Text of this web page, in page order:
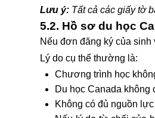
Lưu ý: Tất cả các giấy tờ
5.2. Hồ sơ du học
Nếu đơn đăng ký của
Lý do cụ thể thường là:
Chương trình học
Du học Canada không
Không có đủ nguồn